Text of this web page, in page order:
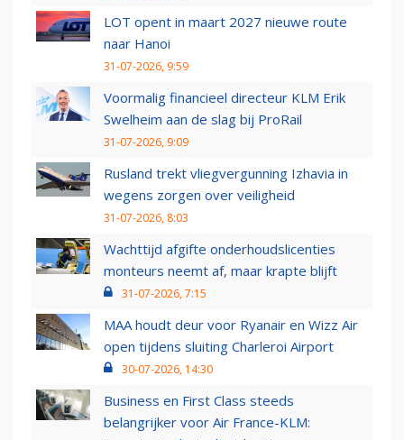
LOT opent in maart 2027 nieuwe route
naar Hanoi
31-07-2026, 9:59
Voormalig financieel directeur KLM Erik
Swelheim aan de slag bij ProRail
31-07-2026, 9:09
Rusland trekt vliegvergunning Izhavia in
wegens zorgen over veiligheid
31-07-2026, 8:03
Wachttijd afgifte onderhoudslicenties
monteurs neemt af, maar krapte blijft
31-07-2026, 7:15
MAA houdt deur voor Ryanair en Wizz Air
open tijdens sluiting Charleroi Airport
30-07-2026, 14:30
Business en First Class steeds
belangrijker voor Air France-KLM: